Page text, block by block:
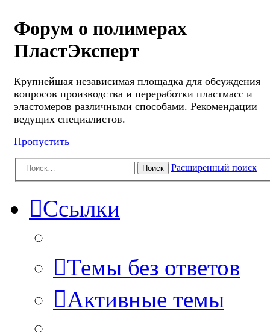
Форум о полимерах
ПластЭксперт
Крупнейшая независимая площадка для обсуждения
вопросов производства и переработки пластмасс и
эластомеров различными способами. Рекомендации
ведущих специалистов.
Пропустить
Поиск Расширенный поиск
Ссылки
Темы без ответов
Активные темы